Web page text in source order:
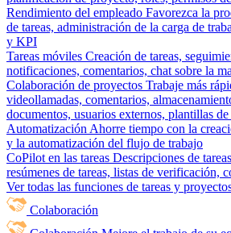
Rendimiento del empleado Favorezca la
de tareas, administración de la carga de
y KPI
Tareas móviles Creación de tareas,
notificaciones, comentarios, chat sobre la
Colaboración de proyectos Trabaje más
videollamadas, comentarios,
documentos, usuarios externos, plantillas de
Automatización Ahorre tiempo con la
y la automatización del flujo de trabajo
CoPilot en las tareas Descripciones de
resúmenes de tareas, listas de verificación,
Ver todas las funciones de tareas y
Colaboración